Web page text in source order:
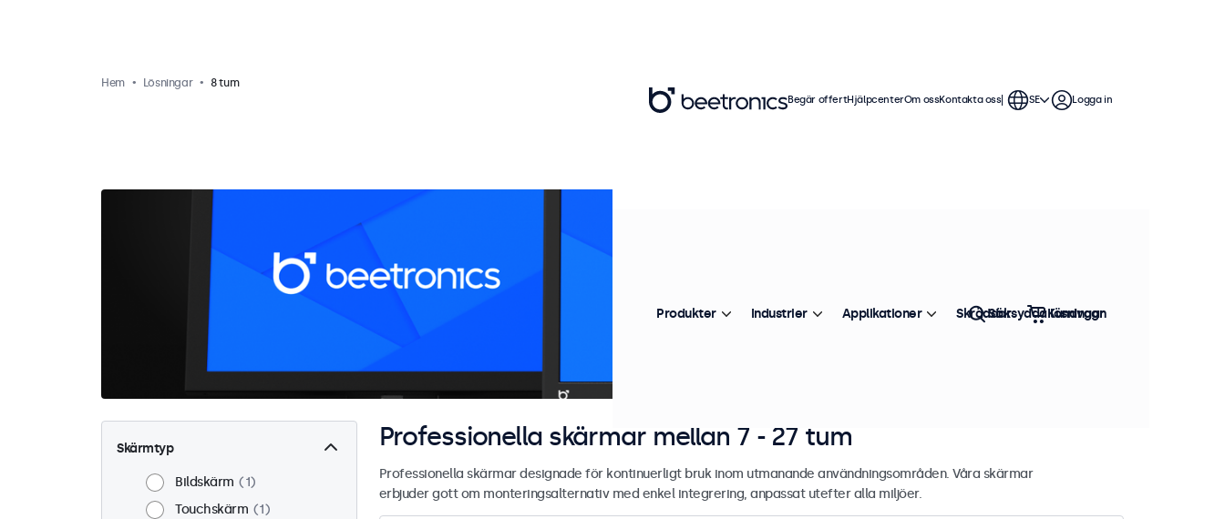
Hem Lösningar 8 tum
Skärmtyp
Bildskärm
1
Touchskärm
1
Professionella skärmar mellan 7 - 27 tum
Professionella skärmar designade för kontinuerligt bruk inom utmanande användningsområden. Våra skärmar
erbjuder gott om monteringsalternativ med enkel integrering, anpassat utefter alla miljöer.
Begär offertHjälpcenterOm ossKontakta oss SE Logga in
Produkter Industrier Applikationer Skräddarsydda lösningar
Sök Kundvagn